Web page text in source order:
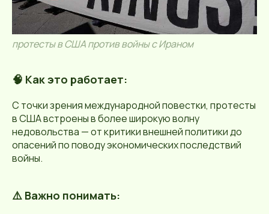
протесты в США против войны с Ираном
🧠 Как это работает:
С точки зрения международной повестки, протесты
в США встроены в более широкую волну
недовольства — от критики внешней политики до
опасений по поводу экономических последствий
войны.
⚠️ Важно понимать: